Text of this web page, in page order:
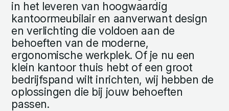
in het leveren van hoogwaardig
kantoormeubilair en aanverwant design
en verlichting die voldoen aan de
behoeften van de moderne,
ergonomische werkplek. Of je nu een
klein kantoor thuis hebt of een groot
bedrijfspand wilt inrichten, wij hebben de
oplossingen die bij jouw behoeften
passen.